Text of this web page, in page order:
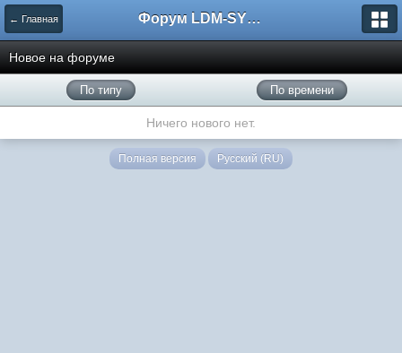
← Главная Форум LDM-SYSTEMS
Новое на форуме
По типу По времени
Ничего нового нет.
Полная версия Русский (RU)